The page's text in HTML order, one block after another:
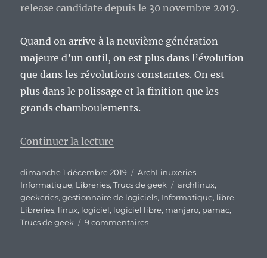
release candidate depuis le 30 novembre 2019.
Quand on arrive à la neuvième génération
majeure d’un outil, on est plus dans l’évolution
que dans les révolutions constantes. On est
plus dans le polissage et la finition que les
grands chamboulements.
Continuer la lecture
Publié
le
dimanche 1 décembre 2019 Catégories
ArchLinuxeries,
Informatique, Libreries,Trucs de geek Étiquettes
archlinux,
geekeries,gestionnaire de logiciels, Informatique, libre,
Libreries, linux, logiciel, logiciel libre, manjaro, pamac,
Trucs de geek
9 commentairessur